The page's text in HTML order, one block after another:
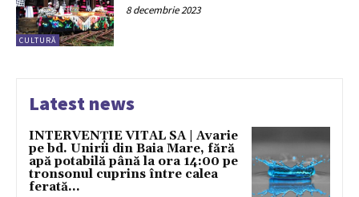
CULTURĂ
8 decembrie 2023
Latest news
INTERVENȚIE VITAL SA | Avarie
pe bd. Unirii din Baia Mare, fără
apă potabilă până la ora 14:00 pe
tronsonul cuprins între calea
ferată...